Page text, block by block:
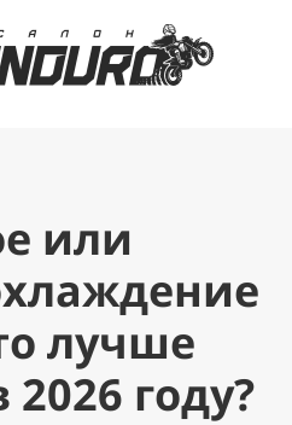
или
лучше
году?